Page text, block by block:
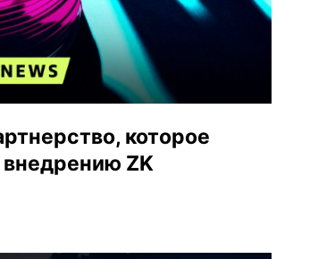
которое
ZK